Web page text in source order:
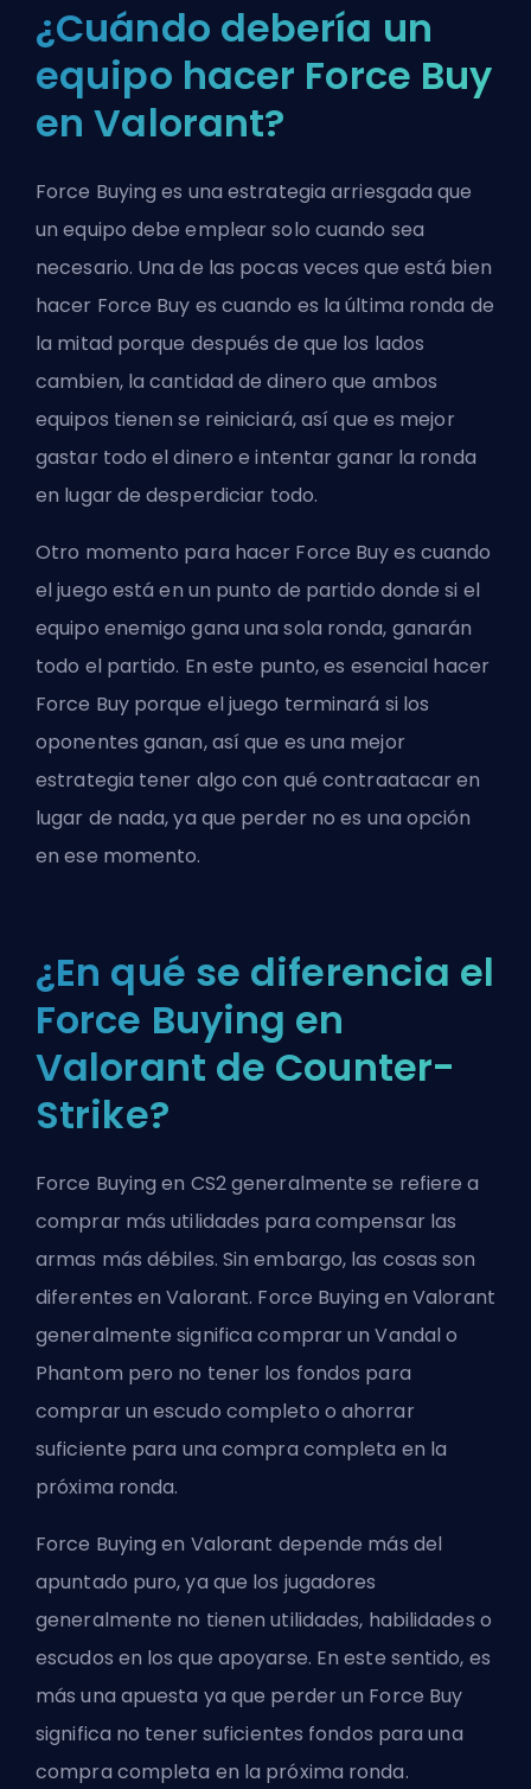
¿Cuándo debería un
equipo hacer Force Buy
en Valorant?
Force Buying es una estrategia arriesgada que
un equipo debe emplear solo cuando sea
necesario. Una de las pocas veces que está bien
hacer Force Buy es cuando es la última ronda de
la mitad porque después de que los lados
cambien, la cantidad de dinero que ambos
equipos tienen se reiniciará, así que es mejor
gastar todo el dinero e intentar ganar la ronda
en lugar de desperdiciar todo.
Otro momento para hacer Force Buy es cuando
el juego está en un punto de partido donde si el
equipo enemigo gana una sola ronda, ganarán
todo el partido. En este punto, es esencial hacer
Force Buy porque el juego terminará si los
oponentes ganan, así que es una mejor
estrategia tener algo con qué contraatacar en
lugar de nada, ya que perder no es una opción
en ese momento.
¿En qué se diferencia el
Force Buying en
Valorant de Counter-
Strike?
Force Buying en CS2 generalmente se refiere a
comprar más utilidades para compensar las
armas más débiles. Sin embargo, las cosas son
diferentes en Valorant. Force Buying en Valorant
generalmente significa comprar un Vandal o
Phantom pero no tener los fondos para
comprar un escudo completo o ahorrar
suficiente para una compra completa en la
próxima ronda.
Force Buying en Valorant depende más del
apuntado puro, ya que los jugadores
generalmente no tienen utilidades, habilidades o
escudos en los que apoyarse. En este sentido, es
más una apuesta ya que perder un Force Buy
significa no tener suficientes fondos para una
compra completa en la próxima ronda.